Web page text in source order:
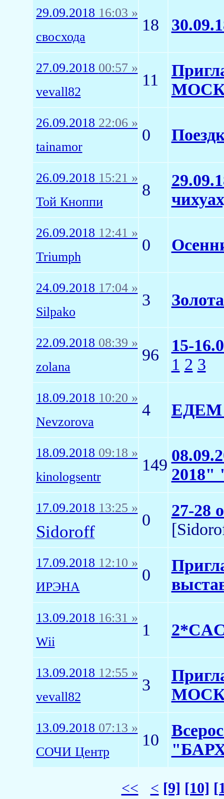
29.09.2018 16:03 »
свосхода
18
27.09.2018 00:57 »
vevall82
11
26.09.2018 22:06 »
tainamor
0
26.09.2018 15:21 »
Той Кноппи
8
26.09.2018 12:41 »
Triumph
0
24.09.2018 17:04 »
Silpako
3
22.09.2018 08:39 »
zolana
96
15-
1 2 3
18.09.2018 10:20 »
Nevzorova
4 ЕДЕМ
18.09.2018 09:18 »
kinologsentr
149
2018"
17.09.2018 13:25 »
Sidoroff
0
27-28
17.09.2018 12:10 »
ИРЭНА
0
13.09.2018 16:31 »
Wii
1
13.09.2018 12:55 »
vevall82
3
13.09.2018 07:13 »
СОЧИ Центр
10
<< < [9] [10]